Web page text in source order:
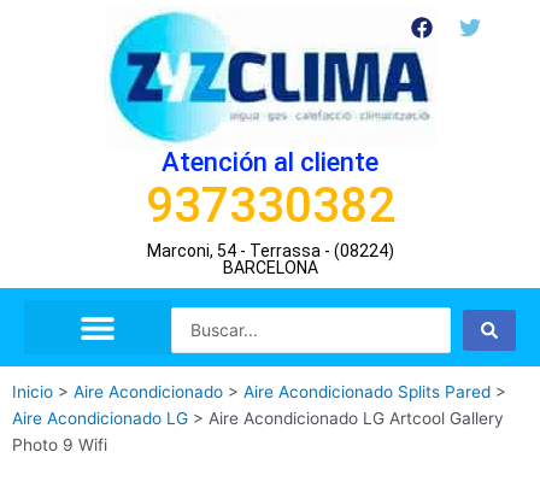
F
a
c
e
b
o
T
w
Atención al cliente
937330382
Marconi, 54 - Terrassa - (08224)
BARCELONA
Search
Inicio > Aire Acondicionado > Aire Acondicionado Splits Pared >
Aire Acondicionado LG > Aire Acondicionado LG Artcool Gallery
Photo 9 Wifi